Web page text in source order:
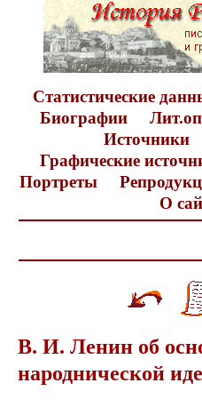
Статистические
Биографии
Источники
Графические
Портреты
О
В. И. Ленин об
народнической